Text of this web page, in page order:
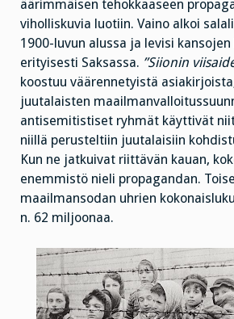
äärimmäisen tehokkaaseen
viholliskuvia luotiin. Vaino alkoi
1900-luvun alussa ja levisi kansojen
erityisesti Saksassa. ”Siionin
koostuu väärennetyistä
juutalaisten
antisemitistiset ryhmät käyttivät
niillä perusteltiin juutalaisiin
Kun ne jatkuivat riittävän kauan,
enemmistö nieli propagandan.
maailmansodan uhrien
n. 62 miljoonaa.